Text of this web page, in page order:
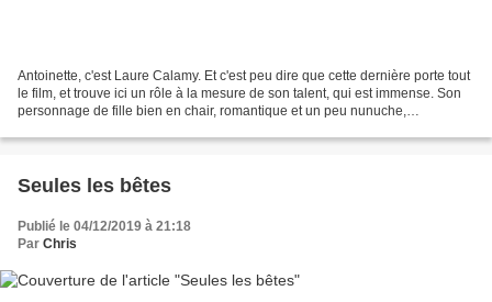
Antoinette, c'est Laure Calamy. Et c'est peu dire que cette dernière porte tout
le film, et trouve ici un rôle à la mesure de son talent, qui est immense. Son
personnage de fille bien en chair, romantique et un peu nunuche,
Seules les bêtes
Publié le 04/12/2019 à 21:18
Par Chris